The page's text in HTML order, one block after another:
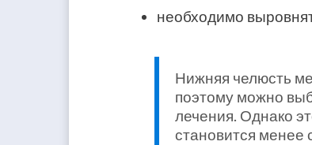
необходимо
Нижняя челюсть
поэтому можно
лечения. Однако
становится менее